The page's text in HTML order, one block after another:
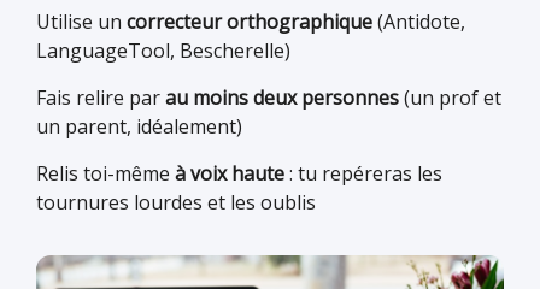
Utilise un correcteur orthographique(Antidote,
LanguageTool, Bescherelle)
Fais relire parau moins deux personnes(un prof et
un parent, idéalement)
Relis toi-même à voix haute: tu repéreras les
tournures lourdes et les oublis